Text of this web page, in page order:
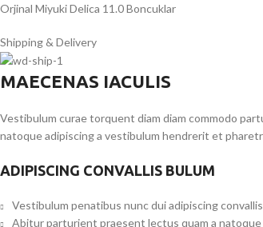
Orjinal Miyuki Delica 11.0 Boncuklar
Shipping & Delivery
MAECENAS IACULIS
Vestibulum curae torquent diam diam commodo
natoque adipiscing a vestibulum hendrerit et
ADIPISCING CONVALLIS BULUM
Vestibulum penatibus nunc dui adipiscing
Abitur parturient praesent lectus quam a